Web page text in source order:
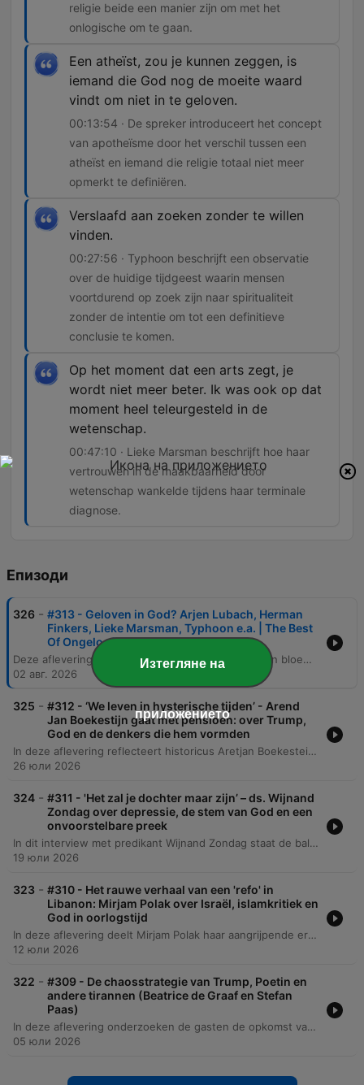
religie beide een manier zijn om met het
onlogische om te gaan.
Een atheïst, zou je kunnen zeggen, is
iemand die God nog de moeite waard
vindt om niet in te geloven.
00:13:54 · De spreker introduceert het concept
van apotheïsme door het verschil tussen een
atheïst en iemand die religie totaal niet meer
opmerkt te definiëren.
Verslaafd aan zoeken zonder te willen
vinden.
00:27:56 · Typhoon beschrijft een observatie
over de huidige tijdgeest waarin mensen
voortdurend op zoek zijn naar spiritualiteit
zonder de intentie om tot een definitieve
conclusie te komen.
Op het moment dat een arts zegt, je
wordt niet meer beter. Ik was ook op dat
moment heel teleurgesteld in de
wetenschap.
00:47:10 · Lieke Marsman beschrijft hoe haar
vertrouwen in de maakbaarheid door
wetenschap wankelde tijdens haar terminale
diagnose.
Епизоди
326 - #313 - Geloven in God? Arjen Lubach, Herman
Finkers, Lieke Marsman, Typhoon e.a. | The Best
Of Ongelooflijke
Deze aflevering van de Ongelooflijke Podcast is een bloemlezing van de beste gesprekken uit zeven jaar, met onder andere fragmenten van Arjen Lubach en Herman Finkers. De segmenten verkennen verschillende perspectieven op geloof, variërend van het rationalisme van Lubach tot de acceptatie van het absurde door Finkers. De aflevering bespreekt daarnaast religie en spiritualiteit in een seculier Nederland, de spirituele zoektocht van rapper Typhoon en de spanning tussen rationaliteit en poëtische beleving. Ook de persoonlijke ervaringen van Lieke Marsman met spiritualiteit tijdens ziekte en de filosofie van Pascal komen aan bod.
02 авг. 2026
325 - #312 - ‘We leven in hysterische tijden’ - Arend
Jan Boekestijn gaat met pensioen: over Trump,
God en de denkers die hem vormden
In deze aflevering reflecteert historicus Aretjan Boekestein op zijn pensioen, zijn carrière als docent en de impact van de podcast op zijn leven. Hij deelt persoonlijke herinneringen aan zijn beginjaren bij het NRC Handelsblad, de invloed van zijn vader en zijn intellectuele vorming in een liberaal-christelijk milieu. Het gesprek verschuift naar diepere politieke en filosofische thema's, waaronder de spanning tussen nationale identiteit en Europese integratie, de theorieën van Reinhold Niebuhr over macht en moreel realisme, en de geopolitieke complexiteit van de moderne wereld. De aflevering sluit af met een reflectie op de kracht van klassieke muziek en de waarde van bescheidenheid.
26 юли 2026
324 - #311 - 'Het zal je dochter maar zijn’ – ds. Wijnand
Zondag over depressie, de stem van God en een
onvoorstelbare preek
In dit interview met predikant Wijnand Zondag staat de balans tussen levensernst en goddelijke bevrijding centraal. Het gesprek verkent zijn persoonlijke reis van hoogleraar naar predikant, waarbij hij reflecteert op zijn roeping, de veranderende relatie van de gereformeerde kerk met de media en de strijd tegen vooroordelen over een beklemmende geloofswereld. De diepte van het gesprek wordt bereikt wanneer Zondag spreekt over persoonlijke crises, waaronder zijn strijd met depressie en het tragische verlies van zijn dochter door een verkeersongeluk. Hij deelt hoe hij in deze periodes van rouw en Godverlorenheid troost vond en de noodzaak van openheid over verdriet bespreekt.
19 юли 2026
323 - #310 - Het rauwe verhaal van een 'refo' in
Libanon: Mirjam Polak over Israël, islamkritiek en
God in oorlogstijd
In deze aflevering deelt Mirjam Polak haar aangrijpende ervaringen met de cultuurschok en de trauma's die zij ervoer na haar terugkeer uit Libanon naar Nederland. Ze bespreekt de extreme contrasten tussen de chaos en economische instabiliteit in Libanon — getekend door de havenexplosie van Beirut — en de georganiseerde, maar voor haar soms spiritueel lege, Nederlandse samenleving. Het gesprek verdiept zich in Mirjam's persoonlijke transitie, van haar religieuze opvoeding in Zeeland tot haar werk als counselor en het oprichten van de 'The Light of Dawn Foundation'. Daarnaast reflecteert ze op complexe thema's zoals politieke polarisatie, de rol van Hezbollah en haar visie op het Israëlisch-Palestijnse conflict, waarbij ze waarschuwt voor een theologische blinde vlek binnen Nederlandse christelijke kringen.
12 юли 2026
322 - #309 - De chaosstrategie van Trump, Poetin en
andere tirannen (Beatrice de Graaf en Stefan
Paas)
In deze aflevering onderzoeken de gasten de opkomst van sterke mannen en de definitie van tirannie, met een focus op de politieke strategieën van Poetin. De discussie belicht hoe autoritaire leiders de 'chaosparadox' gebruiken om zichzelf als noodzakelijke verlossers te presenteren door middel van het creëren en vervolgens bezweren van crises. Daarnaast wordt de historische en religieuze basis van verzet tegen machtsmisbruik besproken, van de protestantse traditie tot de Amerikaanse 'checks and balances'. De spreker waarschuwt voor de erosie van democratische instituties door machtsconcentratie en pleit voor een terugkeer naar constructief wantrouwen en morele deugden om de rechtsstaat te beschermen.
05 юли 2026
Изтегляне на
приложението